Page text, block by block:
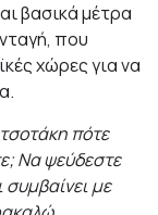
βασικά μέτρα
που
χώρες για να
πότε
Να ψεύδεστε
συμβαίνει με